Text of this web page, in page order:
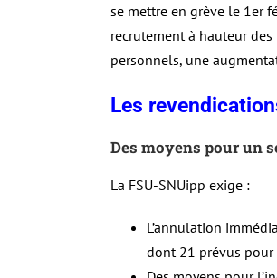
se mettre en grève le 1er
recrutement à hauteur
personnels, une
Les
Des moyens pour un
La FSU-SNUipp exige :
L’annulation
dont 21 prévus pour